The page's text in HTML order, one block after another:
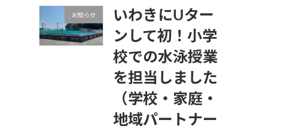
お知らせ
いわきにUター
ンして初！小学
校での水泳授業
を担当しました
（学校・家庭・
地域パートナー